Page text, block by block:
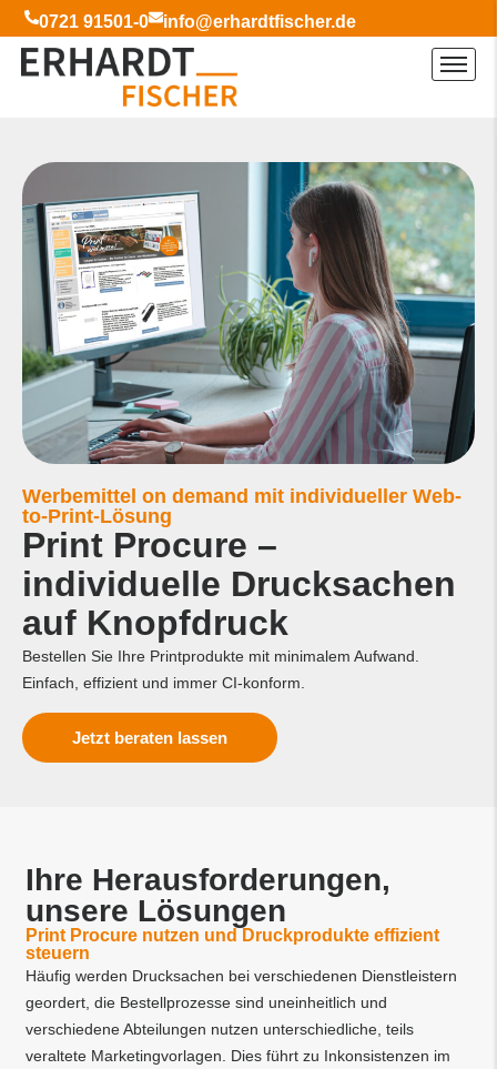
0721 91501-0 info@erhardtfischer.de
Werbemittel on demand mit individueller Web-
to-Print-Lösung
Print Procure –
individuelle Drucksachen
auf Knopfdruck​
Bestellen Sie Ihre Printprodukte mit minimalem Aufwand.
Einfach, effizient und immer CI-konform.
Jetzt beraten lassen
Ihre Herausforderungen,
unsere Lösungen
Print Procure nutzen und Druckprodukte effizient
steuern​
Häufig werden Drucksachen bei verschiedenen Dienstleistern
geordert, die Bestellprozesse sind uneinheitlich und
verschiedene Abteilungen nutzen unterschiedliche, teils
veraltete Marketingvorlagen. Dies führt zu Inkonsistenzen im